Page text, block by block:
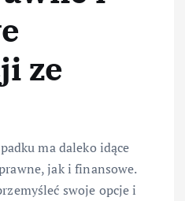
ze
ma daleko idące
jak i finansowe.
swoje opcje i